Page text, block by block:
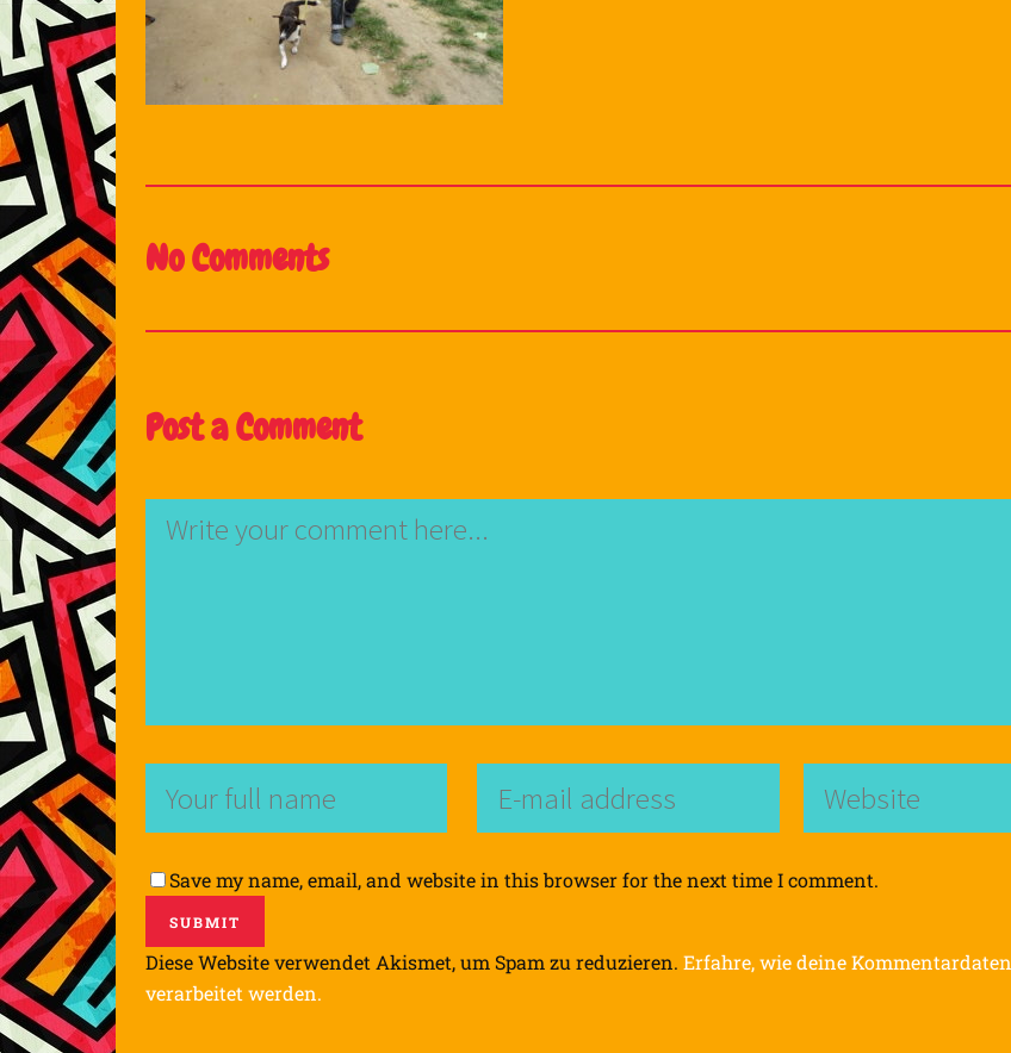
No Comments
Post a Comment
Save my name, email, and website in this browser for the next time I comment.
Diese Website verwendet Akismet, um Spam zu reduzieren. Erfahre, wie deine Kommentardaten
verarbeitet werden.